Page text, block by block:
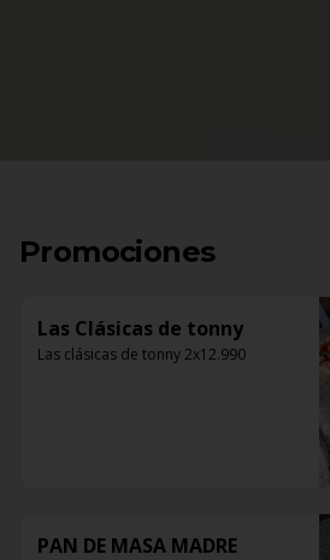
Promociones
Las Clásicas de tonny
Las clásicas de tonny 2x12.990
PAN DE MASA MADRE